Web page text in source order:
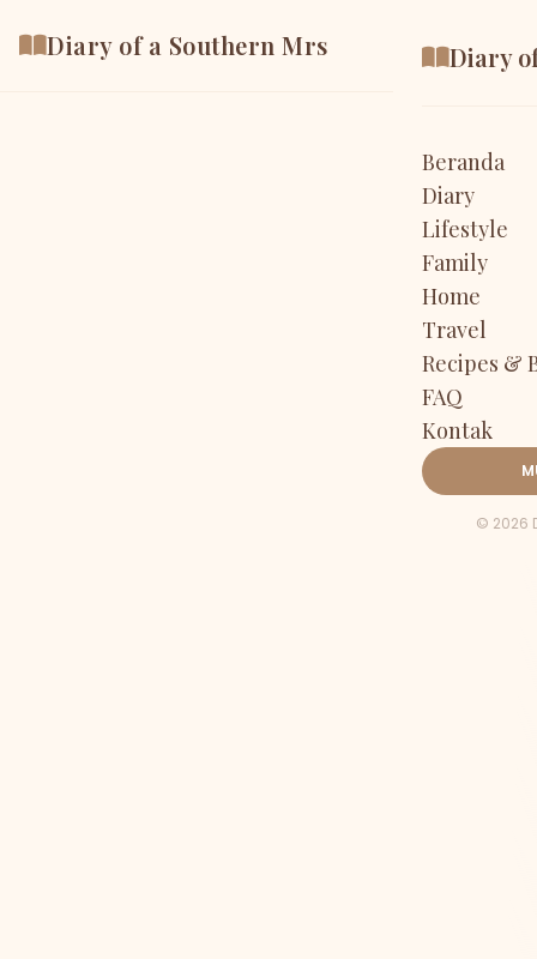
Diary of a Southern Mrs Diary
Beranda
Diary
Lifestyle
Family
Home
Travel
Recipes &
FAQ
Kontak
© 2026